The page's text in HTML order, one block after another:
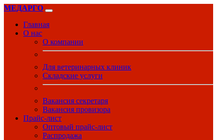
МЕДАРГО
Главная
О нас
О компании
Для ветеринарных клиник
Складские услуги
Вакансия секретаря
Вакансия провизора
Прайс-лист
Оптовый прайс-лист
Распродажа